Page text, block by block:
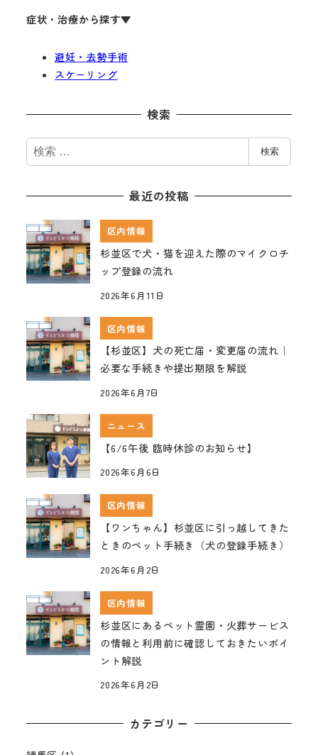
症状・治療から探す▼
避妊・去勢手術
スケーリング
検索
検
索
検索
最近の投稿
区内情報
杉並区で犬・猫を迎えた際のマイクロチ
ップ登録の流れ
2026年6月11日
区内情報
【杉並区】犬の死亡届・変更届の流れ｜
必要な手続きや提出期限を解説
2026年6月7日
ニュース
【6/6午後 臨時休診のお知らせ】
2026年6月6日
区内情報
【ワンちゃん】杉並区に引っ越してきた
ときのペット手続き（犬の登録手続き）
2026年6月2日
区内情報
杉並区にあるペット霊園・火葬サービス
の情報と利用前に確認しておきたいポイ
ント解説
2026年6月2日
カテゴリー